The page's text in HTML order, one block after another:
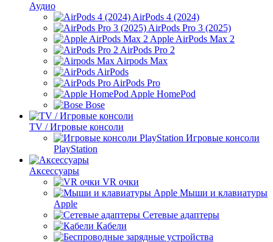
Аудио
AirPods 4 (2024)
AirPods Pro 3 (2025)
Apple AirPods Max 2
AirPods Pro 2
Airpods Max
AirPods
AirPods Pro
Apple HomePod
Bose
TV / Игровые консоли
Игровые консоли
PlayStation
Аксессуары
VR очки
Мыши и клавиатуры
Apple
Сетевые адаптеры
Кабели